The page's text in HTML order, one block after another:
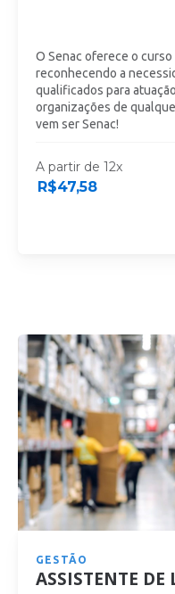
O Senac oferece o
reconhecendo a
qualificados para
organizações de
vem ser Senac!
A partir de 12x
R$47,58
GESTÃO
ASSISTENTE DE